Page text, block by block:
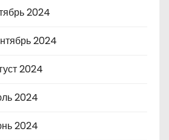
2024
2024
2024
2024
2024